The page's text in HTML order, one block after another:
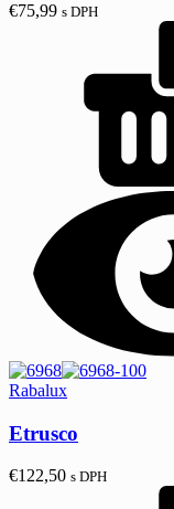
€75,99 s DPH
Rabalux
Etrusco
€122,50 s DPH